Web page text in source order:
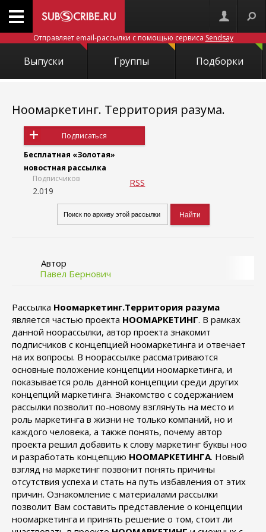
Отправляет email-рассылки с помощью сервиса Sendsay
Выпуски Группы Подборки
Ноомаркетинг. Территория разума.
Подписаться
Бесплатная «Золотая»
новостная рассылка
Подписчиков
2.019
RSS
Автор
Павел Бернович
Рассылка Ноомаркетинг.Территория разума
является частью проекта НООМАРКЕТИНГ. В рамках
данной ноорассылки, автор проекта знакомит
подписчиков с концепцией ноомаркетинга и отвечает
на их вопросы. В ноорассылке рассматриваются
основные положение концепции ноомаркетинга, и
показывается роль данной концепции среди других
концепций маркетинга. Знакомство с содержанием
рассылки позволит по-новому взглянуть на место и
роль маркетинга в жизни не только компаний, но и
каждого человека, а также понять, почему автор
проекта решил добавить к слову маркетинг буквы ноо
и разработать концепцию НООМАРКЕТИНГА. Новый
взгляд на маркетинг позвонит понять причины
отсутствия успеха и стать на путь избавления от этих
причин. Ознакомление с материалами рассылки
позволит Вам составить представление о концепции
ноомаркетинга и принять решение о том, стоит ли